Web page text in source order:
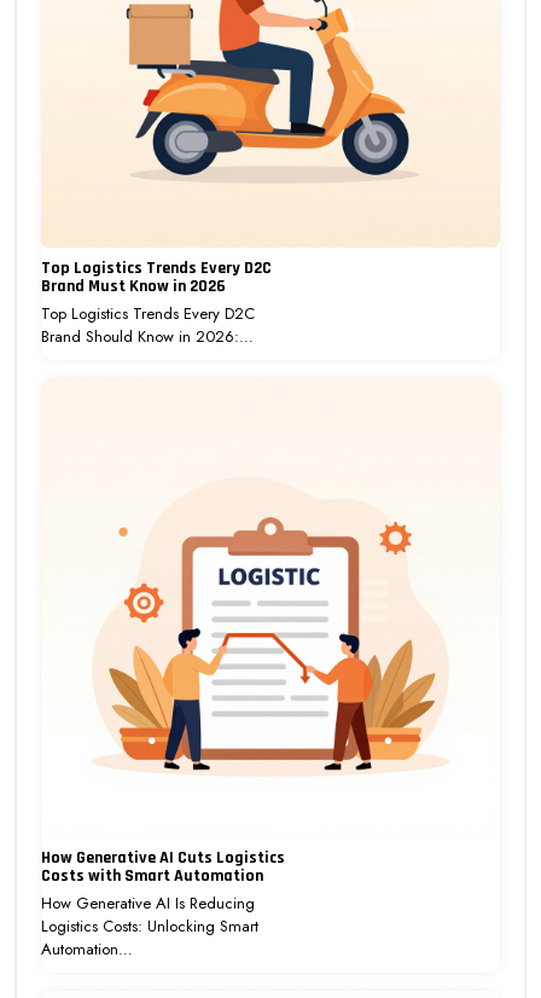
Top Logistics Trends Every D2C
Brand Must Know in 2026
Top Logistics Trends Every D2C
Brand Should Know in 2026:…
How Generative AI Cuts Logistics
Costs with Smart Automation
How Generative AI Is Reducing
Logistics Costs: Unlocking Smart
Automation…